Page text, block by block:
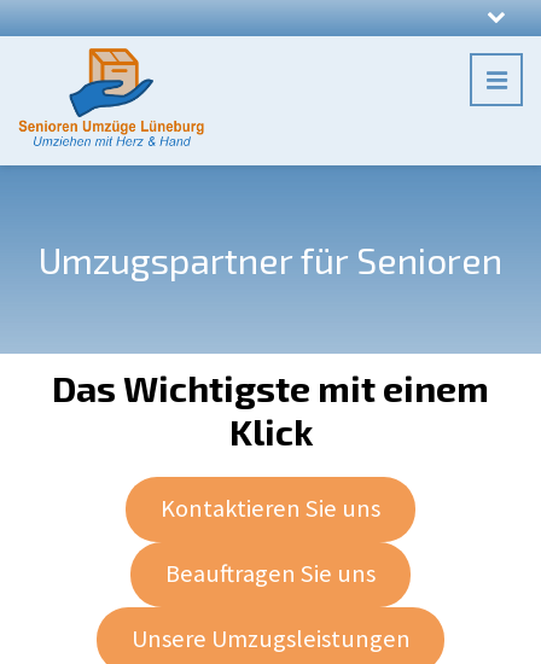
Umzugspartner für Senioren
Das Wichtigste mit einem
Klick
Kontaktieren Sie uns
Beauftragen Sie uns
Unsere Umzugsleistungen